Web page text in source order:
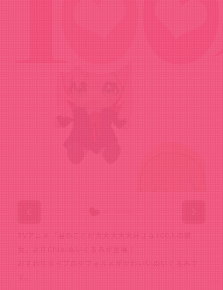
TVアニメ「君のことが大大大大大好きな100人の彼
女」よりChibiぬいぐるみが登場！
おすわりタイプのデフォルメがかわいいぬいぐるみで
す。